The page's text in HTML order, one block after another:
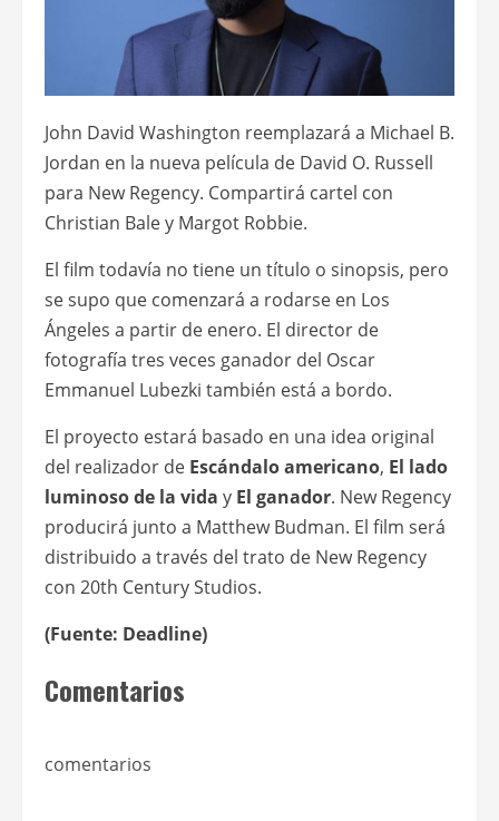
John David Washington reemplazará a Michael B.
Jordan en la nueva película de David O. Russell
para New Regency. Compartirá cartel con
Christian Bale y Margot Robbie.
El film todavía no tiene un título o sinopsis, pero
se supo que comenzará a rodarse en Los
Ángeles a partir de enero. El director de
fotografía tres veces ganador del Oscar
Emmanuel Lubezki también está a bordo.
El proyecto estará basado en una idea original
del realizador de Escándalo americano, El lado
luminoso de la vida y El ganador. New Regency
producirá junto a Matthew Budman. El film será
distribuido a través del trato de New Regency
con 20th Century Studios.
(Fuente: Deadline)
Comentarios
comentarios